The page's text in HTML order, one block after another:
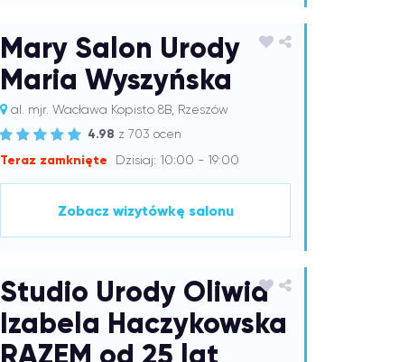
Mary Salon Urody
Maria Wyszyńska
al. mjr. Wacława Kopisto 8B, Rzeszów
4.98 z 703 ocen
Teraz zamknięte Dzisiaj: 10:00 - 19:00
Zobacz wizytówkę salonu
Studio Urody Oliwia
Izabela Haczykowska
RAZEM od 25 lat